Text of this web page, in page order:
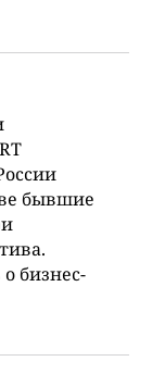
бывшие
бизнес-